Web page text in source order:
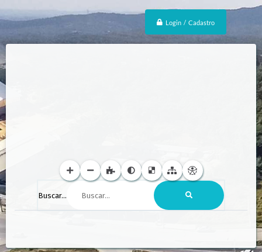
Login / Cadastro
Buscar...